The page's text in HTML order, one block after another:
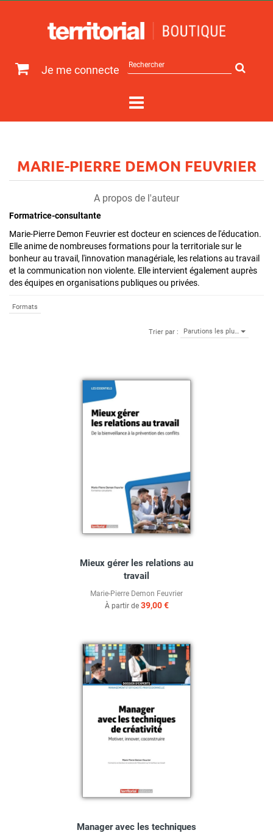
Je me connecte
sur
MARIE-PIERRE DEMON FEUVRIER
A propos de l'auteur
Formatrice-consultante
Marie-Pierre Demon Feuvrier est docteur en sciences de l'éducation.
Elle anime de nombreuses formations pour la territoriale sur le
bonheur au travail, l'innovation managériale, les relations au travail
et la communication non violente. Elle intervient également auprès
des équipes en organisations publiques ou privées.
Formats
Trier par : Parutions les plu…
Mieux gérer les relations au
travail
Marie-Pierre Demon Feuvrier
À partir de 39,00 €
Manager avec les techniques